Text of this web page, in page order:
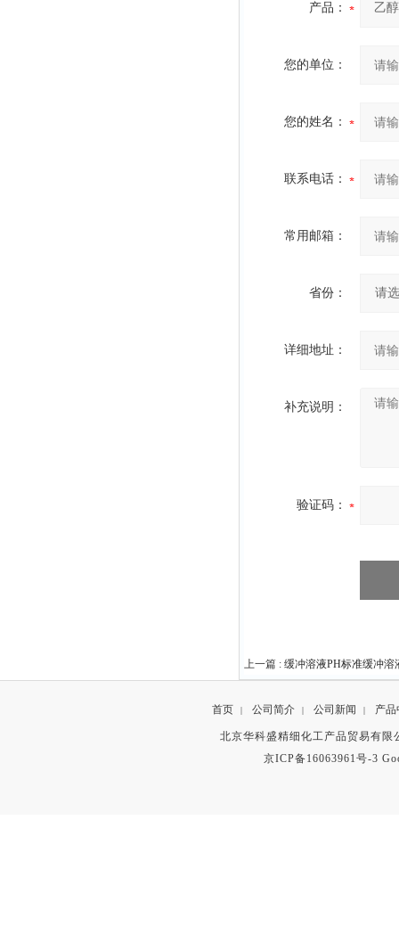
产品：
您的单位：
您的姓名：
联系电话：
常用邮箱：
省份：
详细地址：
补充说明：
验证码：
上一篇 : 缓冲溶液PH标准缓冲溶
首页 | 公司简介 | 公司新闻 | 产品
北京华科盛精细化工产品贸易有
京ICP备16063961号-3